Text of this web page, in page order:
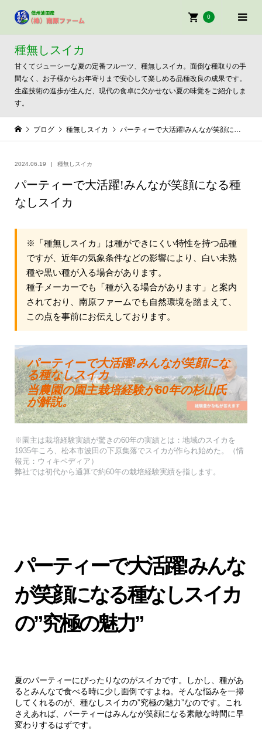
0
種無しスイカ
甘くてジューシーな夏の定番フルーツ、種無しスイカ。面倒な種取りの手
間なく、お子様からお年寄りまで安心して楽しめる品種改良の成果です。
生産技術の進歩が生んだ、現代の食卓に欠かせない夏の味覚をご紹介しま
す。
ブログ 種無しスイカ パーティーで大活躍!みんなが笑顔になる種なしスイカ
2024.06.19 種無しスイカ
パーティーで大活躍!みんなが笑顔になる種
なしスイカ
※「種無しスイカ」は種ができにくい特性を持つ品種
ですが、近年の気象条件などの影響により、白い未熟
種や黒い種が入る場合があります。
種子メーカーでも「種が入る場合があります」と案内
されており、南原ファームでも自然環境を踏まえて、
この点を事前にお伝えしております。
パーティーで大活躍!みんなが笑顔にな
る種なしスイカ
当農園の園主栽培経験が60年の杉山氏
が解説。
※園主は栽培経験実績が驚きの60年の実績とは：地域のスイカを
1935年ころ、松本市波田の下原集落でスイカが作られ始めた。（情
報元：ウィキペディア）
弊社では初代から通算で約60年の栽培経験実績を指します。
パーティーで大活躍!みんな
が笑顔になる種なしスイカ
の”究極の魅力”
夏のパーティーにぴったりなのがスイカです。しかし、種があ
るとみんなで食べる時に少し面倒ですよね。そんな悩みを一掃
してくれるのが、種なしスイカの”究極の魅力”なのです。これ
さえあれば、パーティーはみんなが笑顔になる素敵な時間に早
変わりするはずです。